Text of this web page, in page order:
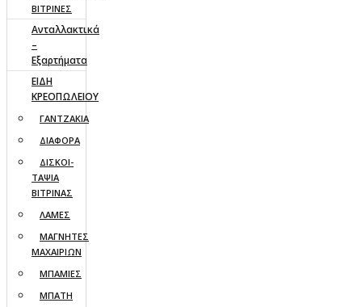
ΒΙΤΡΙΝΕΣ
Ανταλλακτικά
–
Εξαρτήματα
ΕΙΔΗ
ΚΡΕΟΠΩΛΕΙΟΥ
ΓΑΝΤΖΑΚΙΑ
ΔΙΑΦΟΡΑ
ΔΙΣΚΟΙ-
ΤΑΨΙΑ
ΒΙΤΡΙΝΑΣ
ΛΑΜΕΣ
ΜΑΓΝΗΤΕΣ
ΜΑΧΑΙΡΙΩΝ
ΜΠΑΜΙΕΣ
ΜΠΑΤΗ